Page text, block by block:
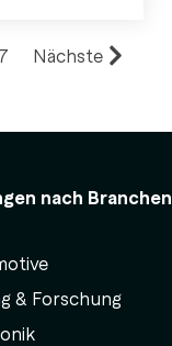
7 Nächste
nach Branchen
& Forschung